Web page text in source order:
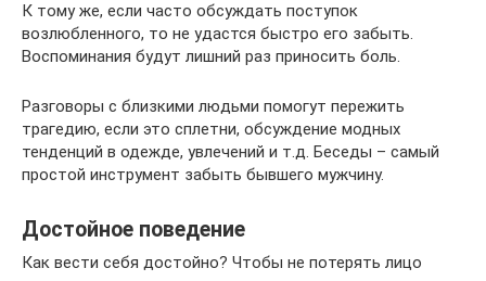
К тому же, если часто обсуждать поступок
возлюбленного, то не удастся быстро его забыть.
Воспоминания будут лишний раз приносить боль.
Разговоры с близкими людьми помогут пережить
трагедию, если это сплетни, обсуждение модных
тенденций в одежде, увлечений и т.д. Беседы – самый
простой инструмент забыть бывшего мужчину.
Достойное поведение
Как вести себя достойно? Чтобы не потерять лицо